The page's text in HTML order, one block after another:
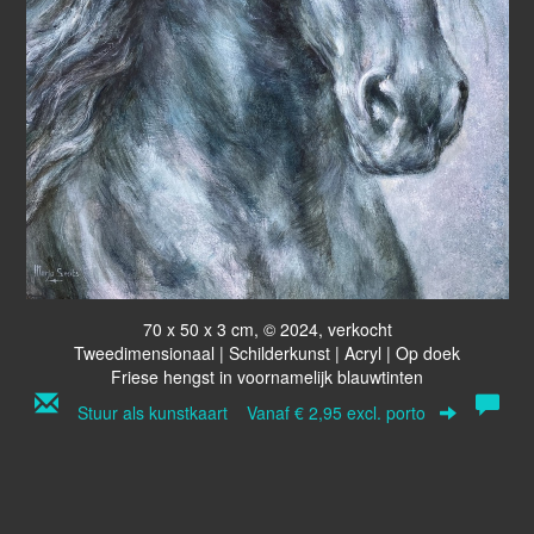
70 x 50 x 3 cm, © 2024, verkocht
Tweedimensionaal | Schilderkunst | Acryl | Op doek
Friese hengst in voornamelijk blauwtinten
Stuur als kunstkaart Vanaf € 2,95 excl. porto